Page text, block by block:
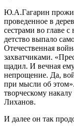
Ю.А.Гагарин
проведенное в
сестрами во главе
детство выпало
Отечественная
захватчиками.
щадил. И вечная ему
непрощение. Да,
при мысли об
творческому
Лиханов.
И далее он так